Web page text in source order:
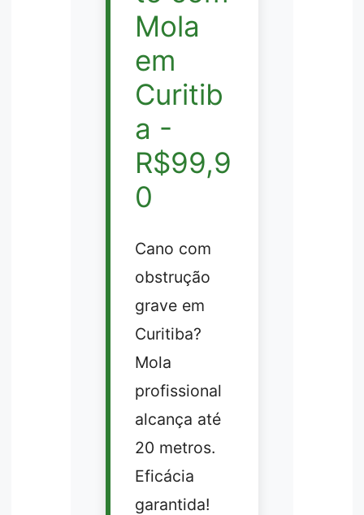
Mola
em
Curitib
a -
R$99,9
0
Cano com
obstrução
grave em
Curitiba?
Mola
profissional
alcança até
20 metros.
Eficácia
garantida!